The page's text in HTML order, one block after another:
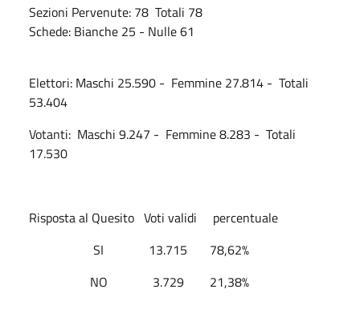
Sezioni Pervenute: 78 Totali 78
Schede: Bianche 25 - Nulle 61
Elettori: Maschi 25.590 - Femmine 27.814 - Totali
53.404
Votanti: Maschi 9.247 - Femmine 8.283 - Totali
17.530
Risposta al Quesito Voti validi percentuale
SI 13.715 78,62%
NO 3.729 21,38%